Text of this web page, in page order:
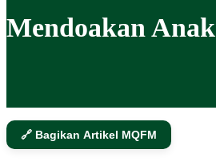
Mendoakan
🔗 Bagikan Artikel MQFM